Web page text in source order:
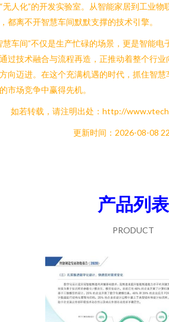
无人化”的开发实验室。从智能家居到工业
都离不开智慧车间默默支撑的技术引擎。
慧车间”不仅是生产忙碌的场景，更是智能
过技术融合与流程再造，正推动着整个行
向迈进。在这个充满机遇的时代，抓住智
市场竞争中赢得先机。
如若转载，请注明出处：http://
更新时间：2026-08-08
产品列表
PRODUCT